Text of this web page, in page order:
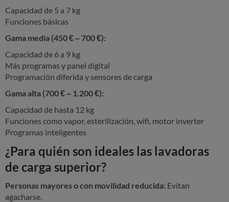
Capacidad de 5 a 7 kg
Funciones básicas
Gama media (450€– 700€):
Capacidad de 6 a 9 kg
Más programas y panel digital
Programación diferida y sensores de carga
Gama alta (700€– 1.200€):
Capacidad de hasta 12 kg
Funciones como vapor, esterilización, wifi, motor inverter
Programas inteligentes
¿Para quién son ideales las lavadoras
de carga superior?
Personas mayores o con movilidad reducida: Evitan
agacharse.